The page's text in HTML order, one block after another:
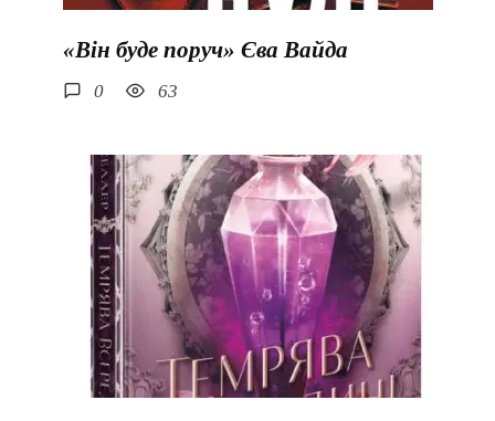
«Він буде поруч» Єва Вайда
0 63